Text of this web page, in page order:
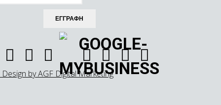
by AGF Digital Marketing